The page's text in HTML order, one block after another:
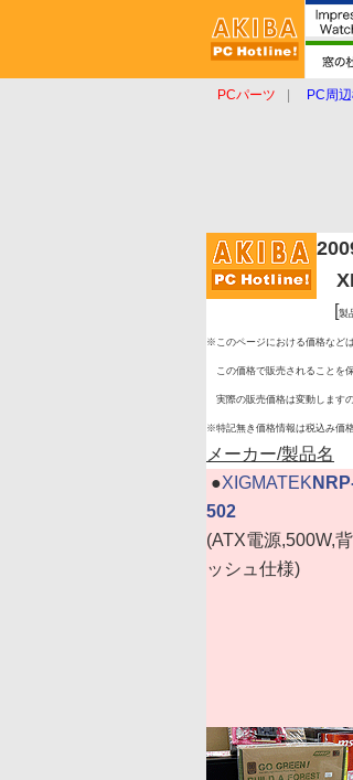
PCパーツ PC周
[製
※このページにおける価格など
この価格で販売されることを
実際の販売価格は変動します
※特記無き価格情報は税込み価
メーカー/製品名
●XIGMATEK
502
(ATX電源,500W,
ッシュ仕様)